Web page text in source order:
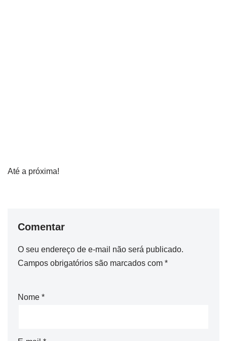
Até a próxima!
Comentar
O seu endereço de e-mail não será publicado.
Campos obrigatórios são marcados com *
Nome *